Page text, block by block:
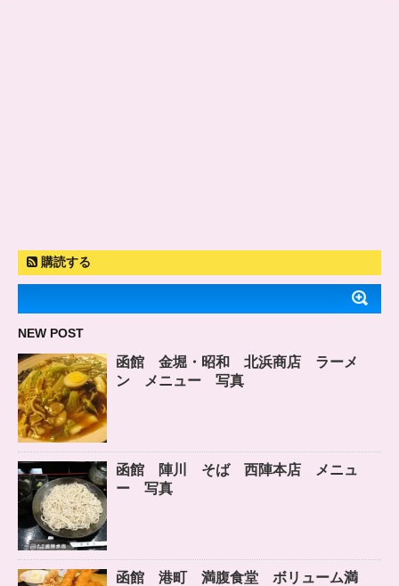
購読する
NEW POST
函館 金堀・昭和 北浜商店 ラーメ
ン メニュー 写真
函館 陣川 そば 西陣本店 メニュ
ー 写真
函館 港町 満腹食堂 ボリューム満